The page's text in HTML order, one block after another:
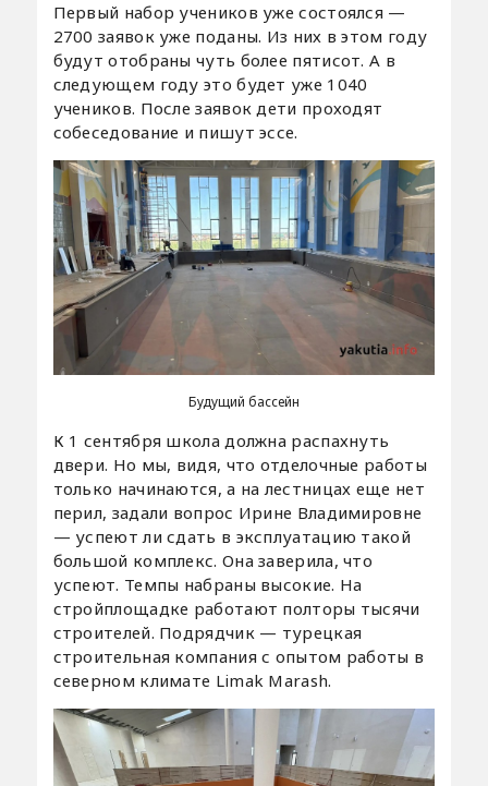
Первый набор учеников уже состоялся —
2700 заявок уже поданы. Из них в этом году
будут отобраны чуть более пятисот. А в
следующем году это будет уже 1040
учеников. После заявок дети проходят
собеседование и пишут эссе.
Будущий бассейн
К 1 сентября школа должна распахнуть
двери. Но мы, видя, что отделочные работы
только начинаются, а на лестницах еще нет
перил, задали вопрос Ирине Владимировне
— успеют ли сдать в эксплуатацию такой
большой комплекс. Она заверила, что
успеют. Темпы набраны высокие. На
стройплощадке работают полторы тысячи
строителей. Подрядчик — турецкая
строительная компания с опытом работы в
северном климате Limak Marash.